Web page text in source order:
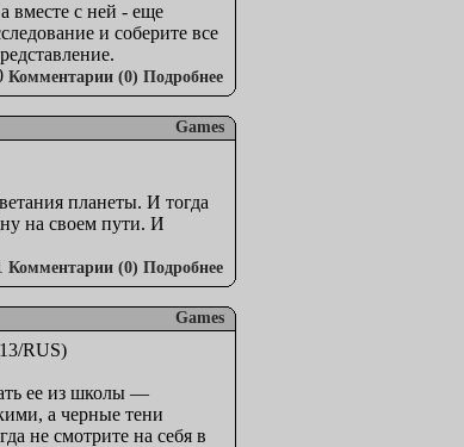
вместе с ней - еще
и соберите все
Комментарии (0) Подробнее
Games
планеты. И тогда
на своем пути. И
Комментарии (0) Подробнее
Games
ее из школы —
а черные тени
не смотрите на себя в